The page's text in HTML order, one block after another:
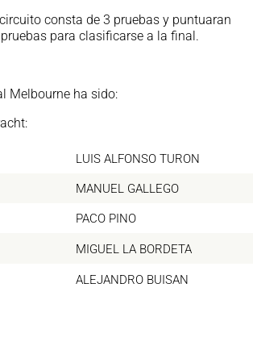
consta de 3 pruebas y puntuaran
para clasificarse a la final.
Melbourne ha sido:
LUIS ALFONSO TURON
MANUEL GALLEGO
PACO PINO
MIGUEL LA BORDETA
ALEJANDRO BUISAN